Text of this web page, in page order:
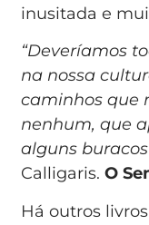
inusitada e
“Deveríamos
na nossa
caminhos que
nenhum, que
alguns
Calligaris.O
Há outros